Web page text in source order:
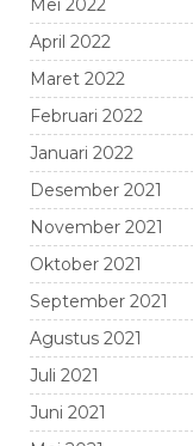
Mei 2022
April 2022
Maret 2022
Februari 2022
Januari 2022
Desember 2021
November 2021
Oktober 2021
September 2021
Agustus 2021
Juli 2021
Juni 2021